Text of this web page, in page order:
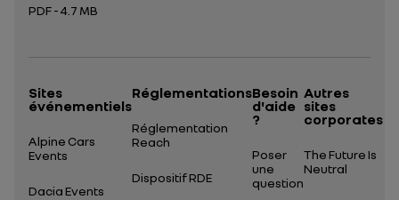
PDF - 4.7 MB
Sites
événementiels
Alpine Cars
Events
Dacia Events
Réglementations
Réglementation
Reach
Dispositif RDE
Besoin
d'aide
?
Poser
une
question
Autres
sites
corporates
The Future Is
Neutral